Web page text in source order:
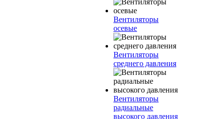
Вентиляторы
осевые
Вентиляторы
среднего давления
Вентиляторы
радиальные
высокого давления